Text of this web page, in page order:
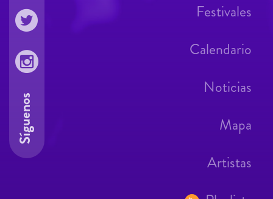
Festivales
Calendario
Noticias
Mapa
Artistas
Síguenos